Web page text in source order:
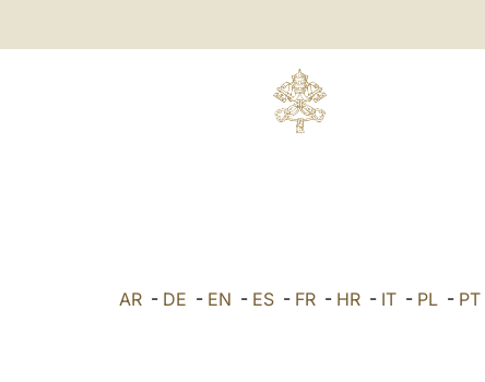
AR- DE - EN - ES- FR- HR- IT- PL- PT